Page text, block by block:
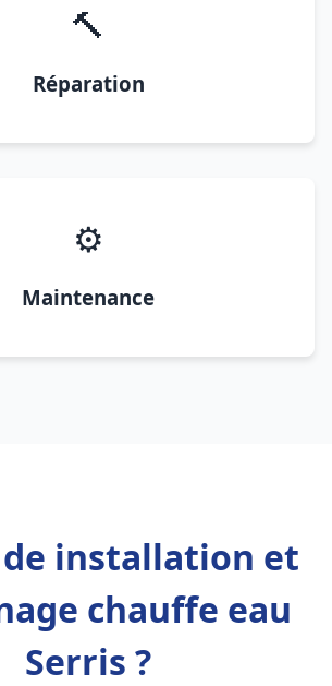
🔨
Réparation
⚙️
Maintenance
installation et
chauffe eau
Serris ?